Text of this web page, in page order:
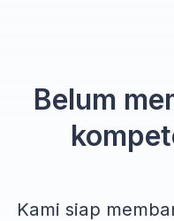
Belum
Kami siap